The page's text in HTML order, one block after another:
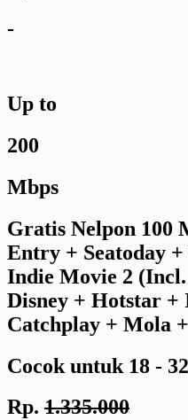
-
Up to
200
Mbps
Gratis Nelpon 100
Entry + Seatoday +
Indie Movie 2
Disney + Hotstar
Catchplay + Mola
Cocok untuk 18 -
Rp. 1.335.000